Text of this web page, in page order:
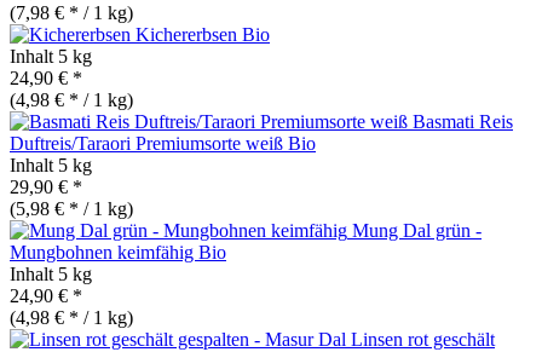
(7,98 € * / 1 kg)
Kichererbsen Bio
Inhalt 5 kg
24,90 € *
(4,98 € * / 1 kg)
Basmati Reis
Duftreis/Taraori Premiumsorte weiß Bio
Inhalt 5 kg
29,90 € *
(5,98 € * / 1 kg)
Mung Dal grün -
Mungbohnen keimfähig Bio
Inhalt 5 kg
24,90 € *
(4,98 € * / 1 kg)
Linsen rot geschält